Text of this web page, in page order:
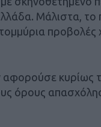
Μάλιστα,
κυρίως
όρους